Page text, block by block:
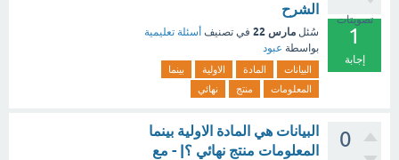
تصويتات
1
إجابة
الشرح
سُئل مارس 22 في تصنيف أسئلة تعليمية
بواسطة عبود
البيانات المادة الاولية
بينما
المعلومات
منتج نهائي
0
البيانات هي المادة الاولية بينما
المعلومات منتج نهائي ؟| - مع